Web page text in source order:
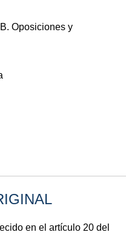
Oposiciones y
en el artículo 20 del